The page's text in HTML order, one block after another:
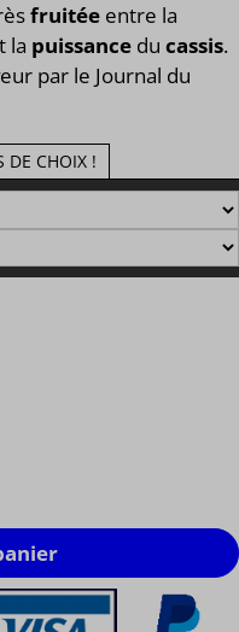
fruitée entre la
la puissance du cassis.
par le Journal du
DE CHOIX !